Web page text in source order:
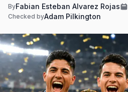
ByFabian Esteban Alvarez Rojas
Checked byAdam Pilkington